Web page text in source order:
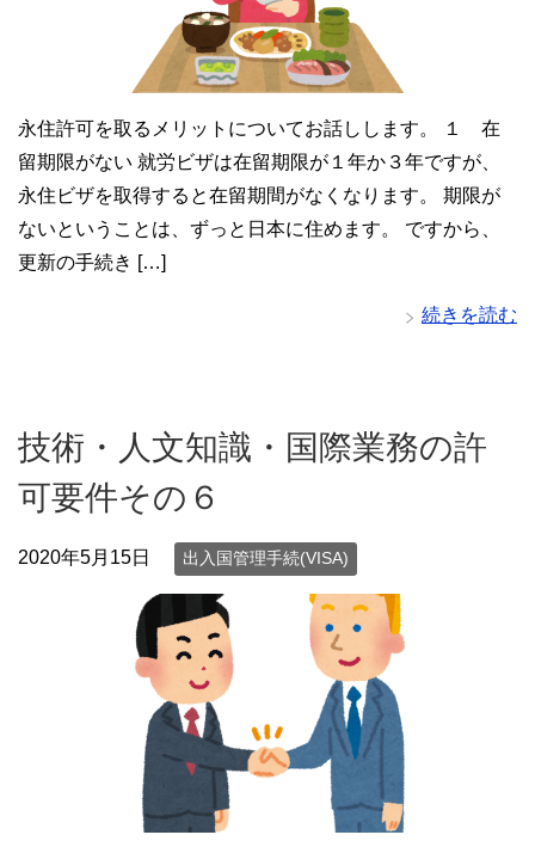
永住許可を取るメリットについてお話しします。 １ 在
留期限がない 就労ビザは在留期限が１年か３年ですが、
永住ビザを取得すると在留期間がなくなります。 期限が
ないということは、ずっと日本に住めます。 ですから、
更新の手続き […]
続きを読む
技術・人文知識・国際業務の許
可要件その６
2020年5月15日 出入国管理手続(VISA)